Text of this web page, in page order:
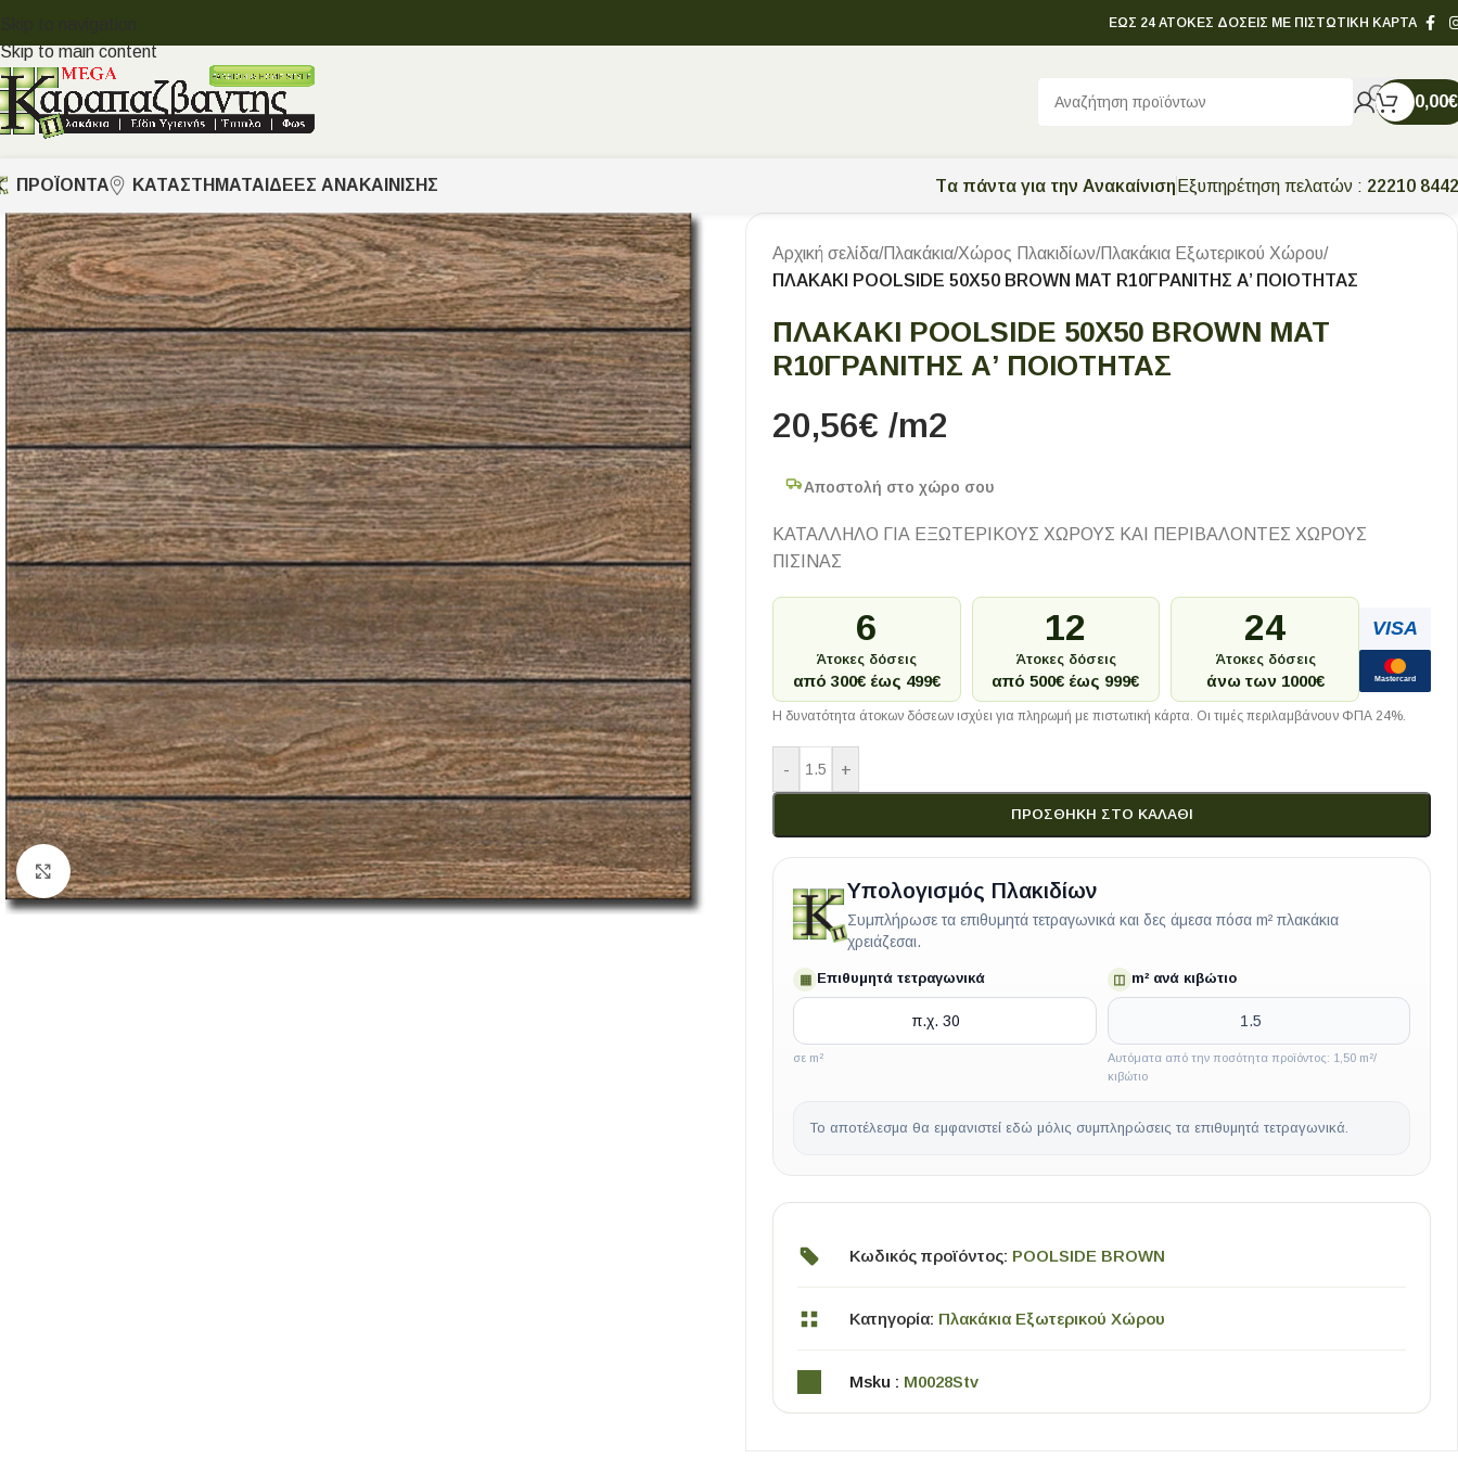
Skip to navigation
Skip to main content
ΕΩΣ 24 ΑΤΟΚΕΣ ΔΟΣΕΙΣ ΜΕ ΠΙΣΤΩΤΙΚΗ ΚΑΡΤΑ
0,00€
ΠΡΟΪΟΝΤΑ ΚΑΤΑΣΤΗΜΑΤΑ ΙΔΈΕΣ ΑΝΑΚΑΊΝΙΣΗΣ Tα πάντα για την Ανακαίνιση Εξυπηρέτηση πελατών : 22210
Κλικ για μεγέθυνση
Αρχική σελίδα/Πλακάκια/Χώρος Πλακιδίων/Πλακάκια Εξωτερικού Χώρου/
ΠΛΑΚΑΚΙ POOLSIDE 50X50 BROWN ΜΑΤ R10ΓΡΑΝΙΤΗΣ Α’ ΠΟΙΟΤΗΤΑΣ
ΠΛΑΚΑΚΙ POOLSIDE 50X50 BROWN ΜΑΤ
R10ΓΡΑΝΙΤΗΣ Α’ ΠΟΙΟΤΗΤΑΣ
20,56€ /m2
Αποστολή στο χώρο σου
ΚΑΤΑΛΛΗΛΟ ΓΙΑ ΕΞΩΤΕΡΙΚΟΥΣ ΧΩΡΟΥΣ ΚΑΙ ΠΕΡΙΒΑΛΟΝΤΕΣ ΧΩΡΟΥΣ
ΠΙΣΙΝΑΣ
6
Άτοκες δόσεις
από 300€ έως 499€
12
Άτοκες δόσεις
από 500€ έως 999€
24
Άτοκες δόσεις
άνω των 1000€
VISA
Mastercard
Η δυνατότητα άτοκων δόσεων ισχύει για πληρωμή με πιστωτική κάρτα. Οι τιμές περιλαμβάνουν ΦΠΑ 24%.
- +
ΠΡΟΣΘΉΚΗ ΣΤΟ ΚΑΛΆΘΙ
Υπολογισμός Πλακιδίων
Συμπλήρωσε τα επιθυμητά τετραγωνικά και δες άμεσα πόσα m² πλακάκια
χρειάζεσαι.
▦ Επιθυμητά τετραγωνικά
σε m²
◫ m² ανά κιβώτιο
Αυτόματα από την ποσότητα προϊόντος: 1,50 m²/
κιβώτιο
Το αποτέλεσμα θα εμφανιστεί εδώ μόλις συμπληρώσεις τα επιθυμητά τετραγωνικά.
Κωδικός προϊόντος: POOLSIDE BROWN
Κατηγορία: Πλακάκια Εξωτερικού Χώρου
Msku : M0028Stv